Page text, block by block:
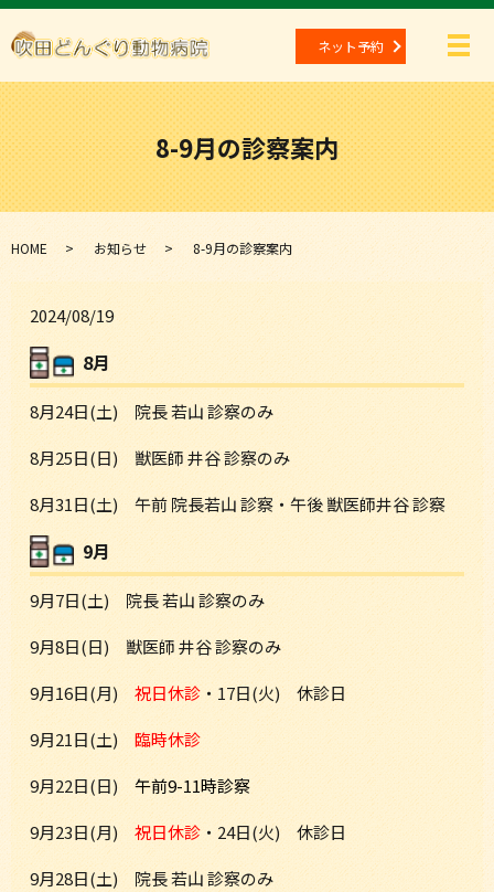
ネット予約 メ
8-9月の診察案内
HOME お知らせ 8-9月の診察案内
2024/08/19
8月
8月24日(土) 院長 若山 診察のみ
8月25日(日) 獣医師 井谷 診察のみ
8月31日(土) 午前 院長若山 診察・午後 獣医師井谷 診察
9月
9月7日(土) 院長 若山 診察のみ
9月8日(日) 獣医師 井谷 診察のみ
9月16日(月)祝日休診 ・17日(火) 休診日
9月21日(土)臨時休診
9月22日(日)午前9-11時診察
9月23日(月)祝日休診 ・24日(火) 休診日
9月28日(土) 院長 若山 診察のみ